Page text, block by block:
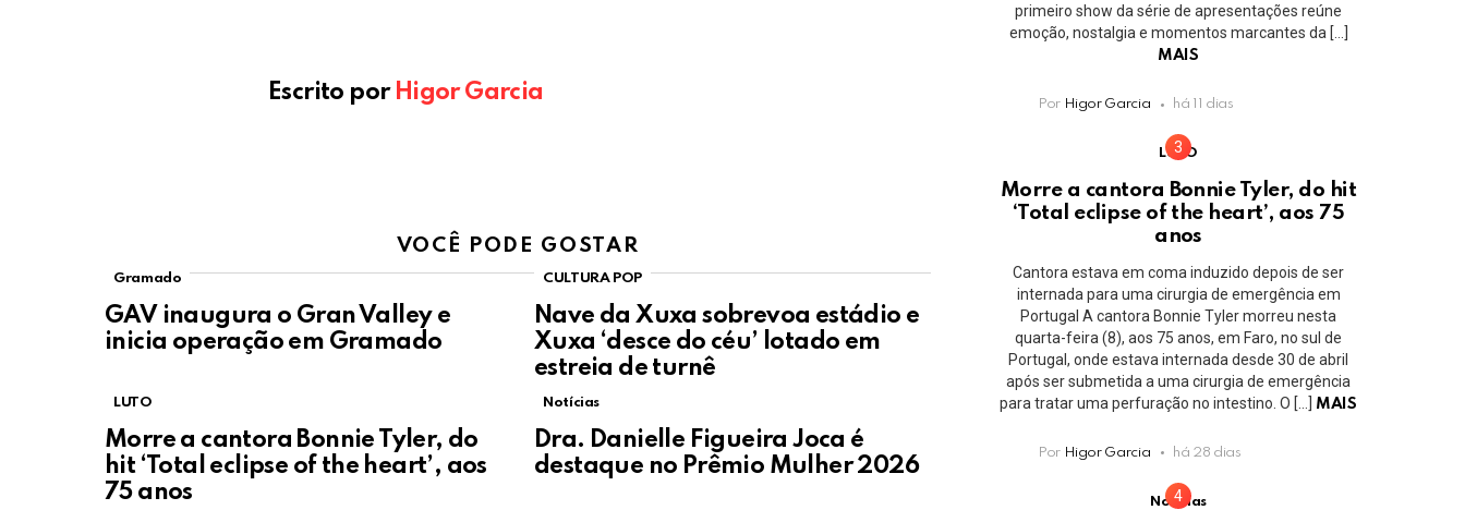
Escrito por Higor Garcia
VOCÊ PODE GOSTAR
Gramado
GAV inaugura o Gran Valley e
inicia operação em Gramado
CULTURA POP
Nave da Xuxa sobrevoa estádio e
Xuxa ‘desce do céu’ lotado em
estreia de turnê
LUTO
Morre a cantora Bonnie Tyler, do
hit ‘Total eclipse of the heart’, aos
75 anos
Notícias
Dra. Danielle Figueira Joca é
destaque no Prêmio Mulher 2026
primeiro show da série de apresentações reúne
emoção, nostalgia e momentos marcantes da […]
MAIS
Por Higor Garcia há 11 dias
LUTO
Morre a cantora Bonnie Tyler, do hit
‘Total eclipse of the heart’, aos 75
anos
Cantora estava em coma induzido depois de ser
internada para uma cirurgia de emergência em
Portugal A cantora Bonnie Tyler morreu nesta
quarta-feira (8), aos 75 anos, em Faro, no sul de
Portugal, onde estava internada desde 30 de abril
após ser submetida a uma cirurgia de emergência
para tratar uma perfuração no intestino. O […] MAIS
Por Higor Garcia há 28 dias
Notícias